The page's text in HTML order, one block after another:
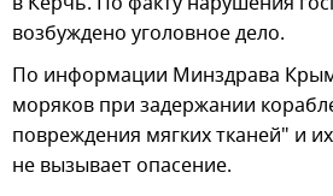
возбуждено уголовное дело.
По информации Минздрава
моряков при задержании
повреждения мягких тканей" и
не вызывает опасение.